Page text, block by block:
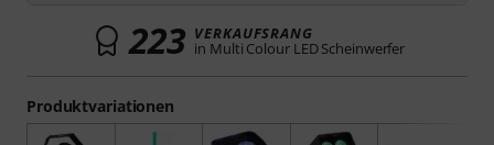
Produktvariationen
223 VERKAUFSRANG
in Multi Colour LED Scheinwerfer